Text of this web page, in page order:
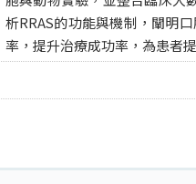
析RRAS的功能與機制，闡明
率，提升治療成功率，為患者